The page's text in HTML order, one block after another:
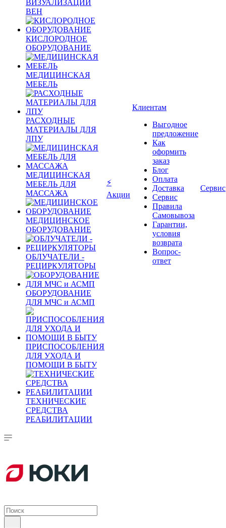
ВИЗУАЛИЗАЦИИ
ВЕН
КИСЛОРОДНОЕ
ОБОРУДОВАНИЕ
МЕДИЦИНСКАЯ
МЕБЕЛЬ
РАСХОДНЫЕ
МАТЕРИАЛЫ ДЛЯ
ЛПУ
МЕДИЦИНСКАЯ
МЕБЕЛЬ ДЛЯ
МАССАЖА
МЕДИЦИНСКОЕ
ОБОРУДОВАНИЕ
ОБЛУЧАТЕЛИ -
РЕЦИРКУЛЯТОРЫ
ОБОРУДОВАНИЕ
ДЛЯ МЧС и АСМП
ПРИСПОСОБЛЕНИЯ
ДЛЯ УХОДА И
ПОМОЩИ В БЫТУ
ТЕХНИЧЕСКИЕ
СРЕДСТВА
РЕАБИЛИТАЦИИ
⚡
Акции
Клиентам
Выгодное
предложение
Как
оформить
заказ
Блог
Оплата
Доставка
Сервис
Правила
Самовывоза
Гарантии,
условия
возврата
Вопрос-
ответ
Сервис